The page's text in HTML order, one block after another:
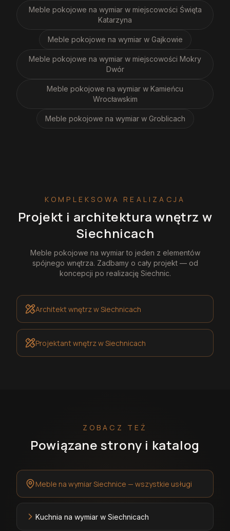
Meble pokojowe na wymiar w miejscowości Święta
Katarzyna
Meble pokojowe na wymiar w Gajkowie
Meble pokojowe na wymiar w miejscowości Mokry
Dwór
Meble pokojowe na wymiar w Kamieńcu
Wrocławskim
Meble pokojowe na wymiar w Groblicach
KOMPLEKSOWA REALIZACJA
Projekt i architektura wnętrz w
Siechnicach
Meble pokojowe na wymiarto jeden z elementów
spójnego wnętrza. Zadbamy o cały projekt — od
koncepcji po realizację Siechnic.
Architekt wnętrzw Siechnicach
Projektant wnętrzw Siechnicach
ZOBACZ TEŻ
Powiązane strony i katalog
Meble na wymiar Siechnice — wszystkie usługi
Kuchnia na wymiar w Siechnicach